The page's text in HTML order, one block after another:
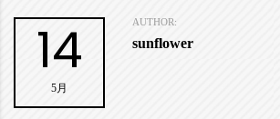
14
5月
AUTHOR:
sunflower